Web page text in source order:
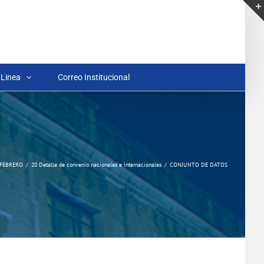
Correo Institucional
FEBRERO 20 Detalle de convenio nacionales e internacionales CONJUNTO DE DATOS